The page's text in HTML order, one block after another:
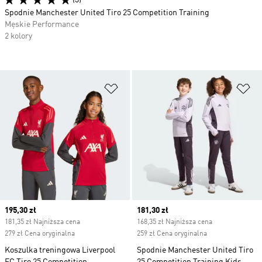
Dodaj do listy życzeń
Current price
195,30 zł
181,35 zł Najniższa cena
279 zł Cena oryginalna
Koszulka treningowa Liverpool
Current price
181,30 zł
168,35 zł Najniższa cena
259 zł Cena oryginalna
Spodnie Manchester United Tiro
Spodnie Manchester United Tiro 25 Competition Training
Męskie Performance
2 kolory